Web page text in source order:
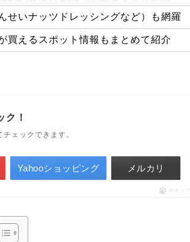
せいナッツドレッシングなど）も網羅
買えるスポット情報もまとめて紹介
ク！
ェックできます。
Yahooショッピング メルカリ
ポチップ